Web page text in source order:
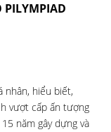
PILYMPIAD
nhân, hiểu biết,
vượt cấp ấn tượng
năm gây dựng và